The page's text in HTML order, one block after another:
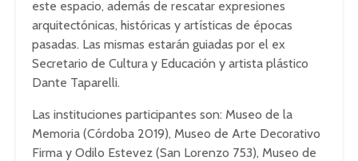
este espacio, además de rescatar expresiones
arquitectónicas, históricas y artísticas de épocas
pasadas. Las mismas estarán guiadas por el ex
Secretario de Cultura y Educación y artista plástico
Dante Taparelli.
Las instituciones participantes son: Museo de la
Memoria (Córdoba 2019), Museo de Arte Decorativo
Firma y Odilo Estevez (San Lorenzo 753), Museo de